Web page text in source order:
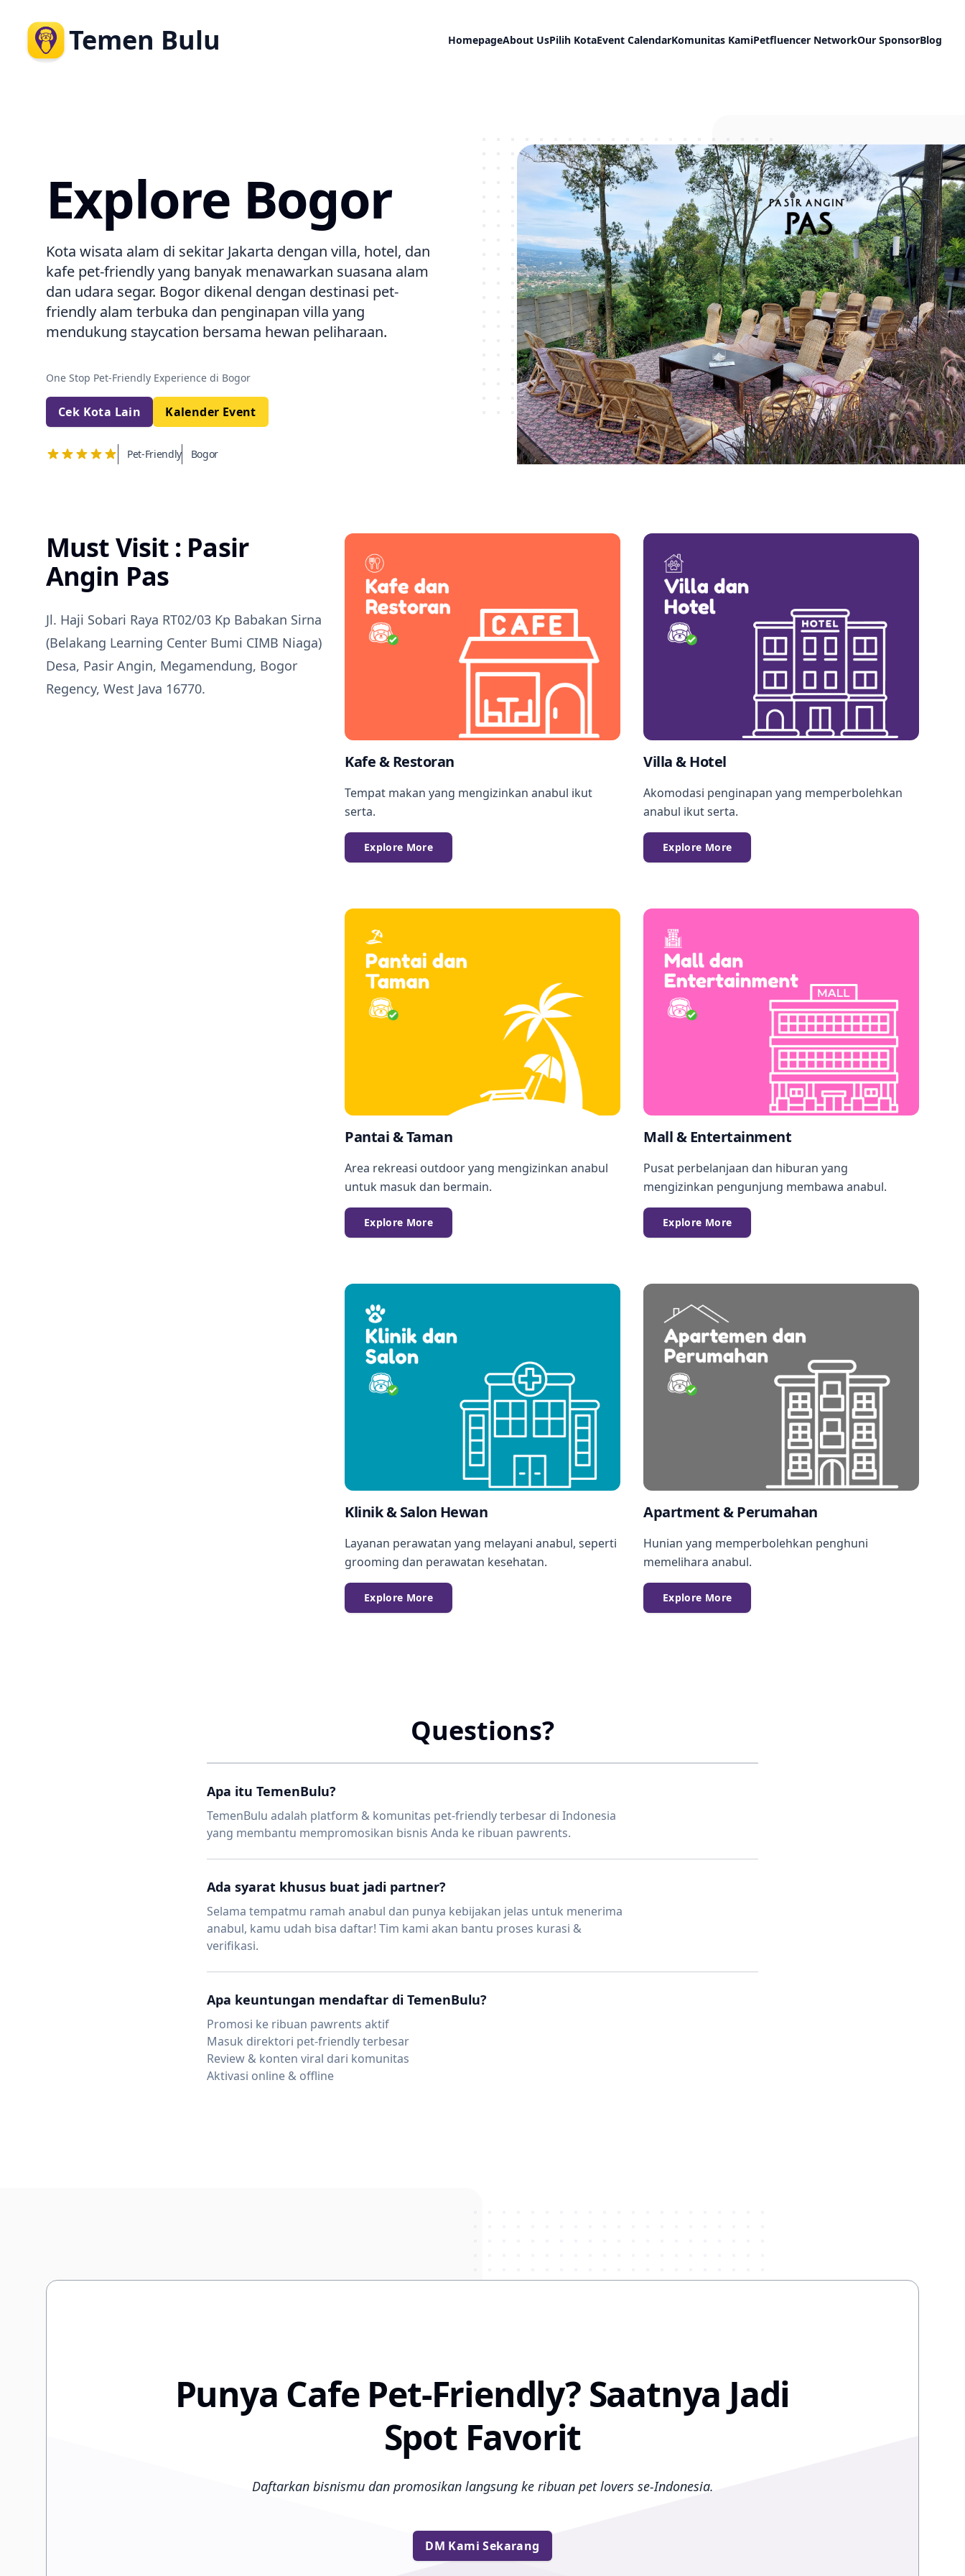
Temen Bulu HomepageAbout UsPilih KotaEvent CalendarKomunitas KamiPetfluencer NetworkOur SponsorBlog
Explore Bogor
Kota wisata alam di sekitar Jakarta dengan villa, hotel, dan
kafe pet-friendly yang banyak menawarkan suasana alam
dan udara segar. Bogor dikenal dengan destinasi pet-
friendly alam terbuka dan penginapan villa yang
mendukung staycation bersama hewan peliharaan.
One Stop Pet-Friendly Experience di Bogor
Cek Kota Lain Kalender Event
Pet-Friendly Bogor
Must Visit : Pasir
Angin Pas
Jl. Haji Sobari Raya RT02/03 Kp Babakan Sirna
(Belakang Learning Center Bumi CIMB Niaga)
Desa, Pasir Angin, Megamendung, Bogor
Regency, West Java 16770.
Kafe & Restoran
Tempat makan yang mengizinkan anabul ikut
serta.
Explore More
Villa & Hotel
Akomodasi penginapan yang memperbolehkan
anabul ikut serta.
Explore More
Pantai & Taman
Area rekreasi outdoor yang mengizinkan anabul
untuk masuk dan bermain.
Explore More
Mall & Entertainment
Pusat perbelanjaan dan hiburan yang
mengizinkan pengunjung membawa anabul.
Explore More
Klinik & Salon Hewan
Layanan perawatan yang melayani anabul, seperti
grooming dan perawatan kesehatan.
Explore More
Apartment & Perumahan
Hunian yang memperbolehkan penghuni
memelihara anabul.
Explore More
Questions?
Apa itu TemenBulu?
TemenBulu adalah platform & komunitas pet-friendly terbesar di Indonesia
yang membantu mempromosikan bisnis Anda ke ribuan pawrents.
Ada syarat khusus buat jadi partner?
Selama tempatmu ramah anabul dan punya kebijakan jelas untuk menerima
anabul, kamu udah bisa daftar! Tim kami akan bantu proses kurasi &
verifikasi.
Apa keuntungan mendaftar di TemenBulu?
Promosi ke ribuan pawrents aktif
Masuk direktori pet-friendly terbesar
Review & konten viral dari komunitas
Aktivasi online & offline
Punya Cafe Pet-Friendly? Saatnya Jadi
Spot Favorit
Daftarkan bisnismu dan promosikan langsung ke ribuan pet lovers se-Indonesia.
DM Kami Sekarang